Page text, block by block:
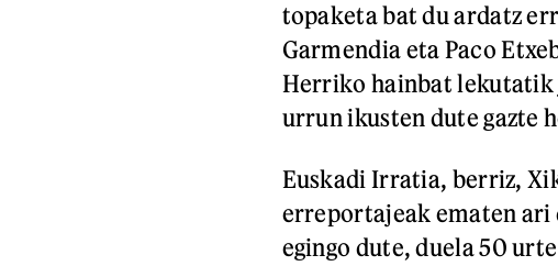
topaketa bat du ardatz
Garmendia eta Paco
Herriko hainbat lekutatik
urrun ikusten dute gazte
Euskadi Irratia, berriz,
erreportajeak ematen ari
egingo dute, duela 50